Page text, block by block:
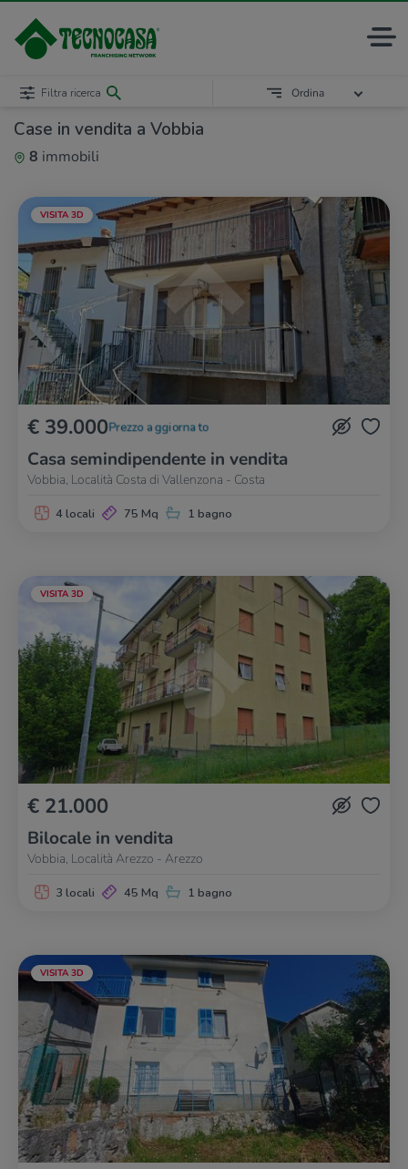
Case in vendita a Vobbia
8 immobili
Filtra ricerca Ordina
VISITA 3D
€ 39.000 Prezzo aggiornato
Casa semindipendente in vendita
Vobbia, Località Costa di Vallenzona - Costa
4 locali 75 Mq 1 bagno
VISITA 3D
€ 21.000
Bilocale in vendita
Vobbia, Località Arezzo - Arezzo
3 locali 45 Mq 1 bagno
VISITA 3D